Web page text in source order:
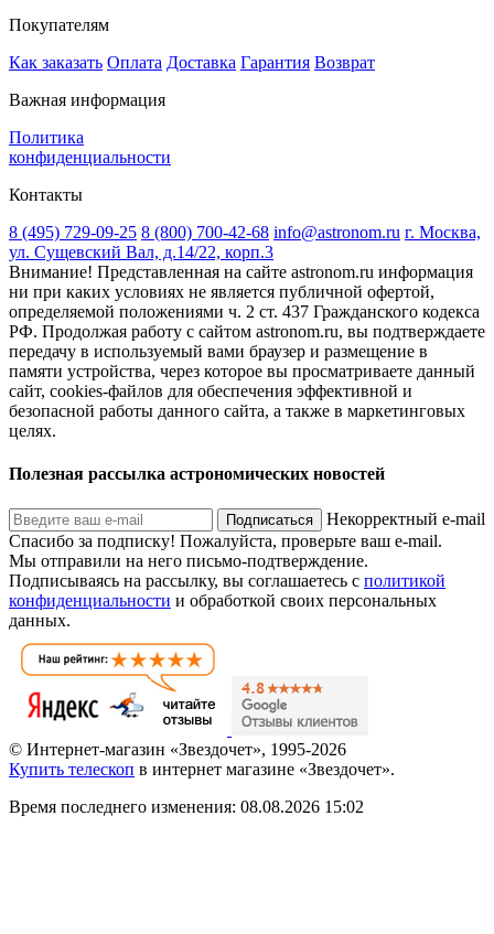
Покупателям
Как заказать Оплата Доставка Гарантия Возврат
Важная информация
Политика
конфиденциальности
Контакты
8 (495) 729-09-25 8 (800) 700-42-68 info@astronom.ru г. Москва,
ул. Сущевский Вал, д.14/22, корп.3
Внимание! Представленная на сайте astronom.ru информация
ни при каких условиях не является публичной офертой,
определяемой положениями ч. 2 ст. 437 Гражданского кодекса
РФ. Продолжая работу с сайтом astronom.ru, вы подтверждаете
передачу в используемый вами браузер и размещение в
памяти устройства, через которое вы просматриваете данный
сайт, cookies-файлов для обеспечения эффективной и
безопасной работы данного сайта, а также в маркетинговых
целях.
Полезная рассылка астрономических новостей
Подписаться
Некорректный e-mail
Спасибо за подписку! Пожалуйста, проверьте ваш e-mail.
Мы отправили на него письмо-подтверждение.
Подписываясь на рассылку, вы соглашаетесь с политикой
конфиденциальности и обработкой своих персональных
данных.
© Интернет-магазин «Звездочет», 1995-2026
Купить телескоп в интернет магазине «Звездочет».
Время последнего изменения: 08.08.2026 15:02